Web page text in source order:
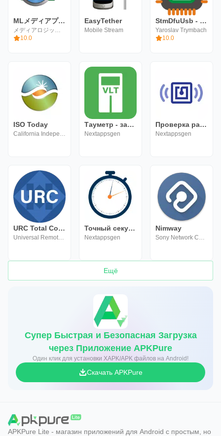
MLメディアプレイヤー
メディアロジック (Media Logic, corp.)
10.0
EasyTether
Mobile Stream
StmDfuUsb - прошивка Stm32
Yaroslav Trymbach
10.0
ISO Today
California Independent System Operator Corporation
Тауметр - замер тонировки
Nextappsgen
Проверка работы nfc
Nextappsgen
URC Total Control 2.0 Mobile
Universal Remote Control, Inc
Точный секундомер на русском
Nextappsgen
Nimway
Sony Network Communications Europe B.V.
Ещё
Супер Быстрая и Безопасная Загрузка
через Приложение APKPure
Один клик для установки XAPK/APK файлов на Android!
Скачать APKPure
APKPure Lite - магазин приложений для Android с простым, но